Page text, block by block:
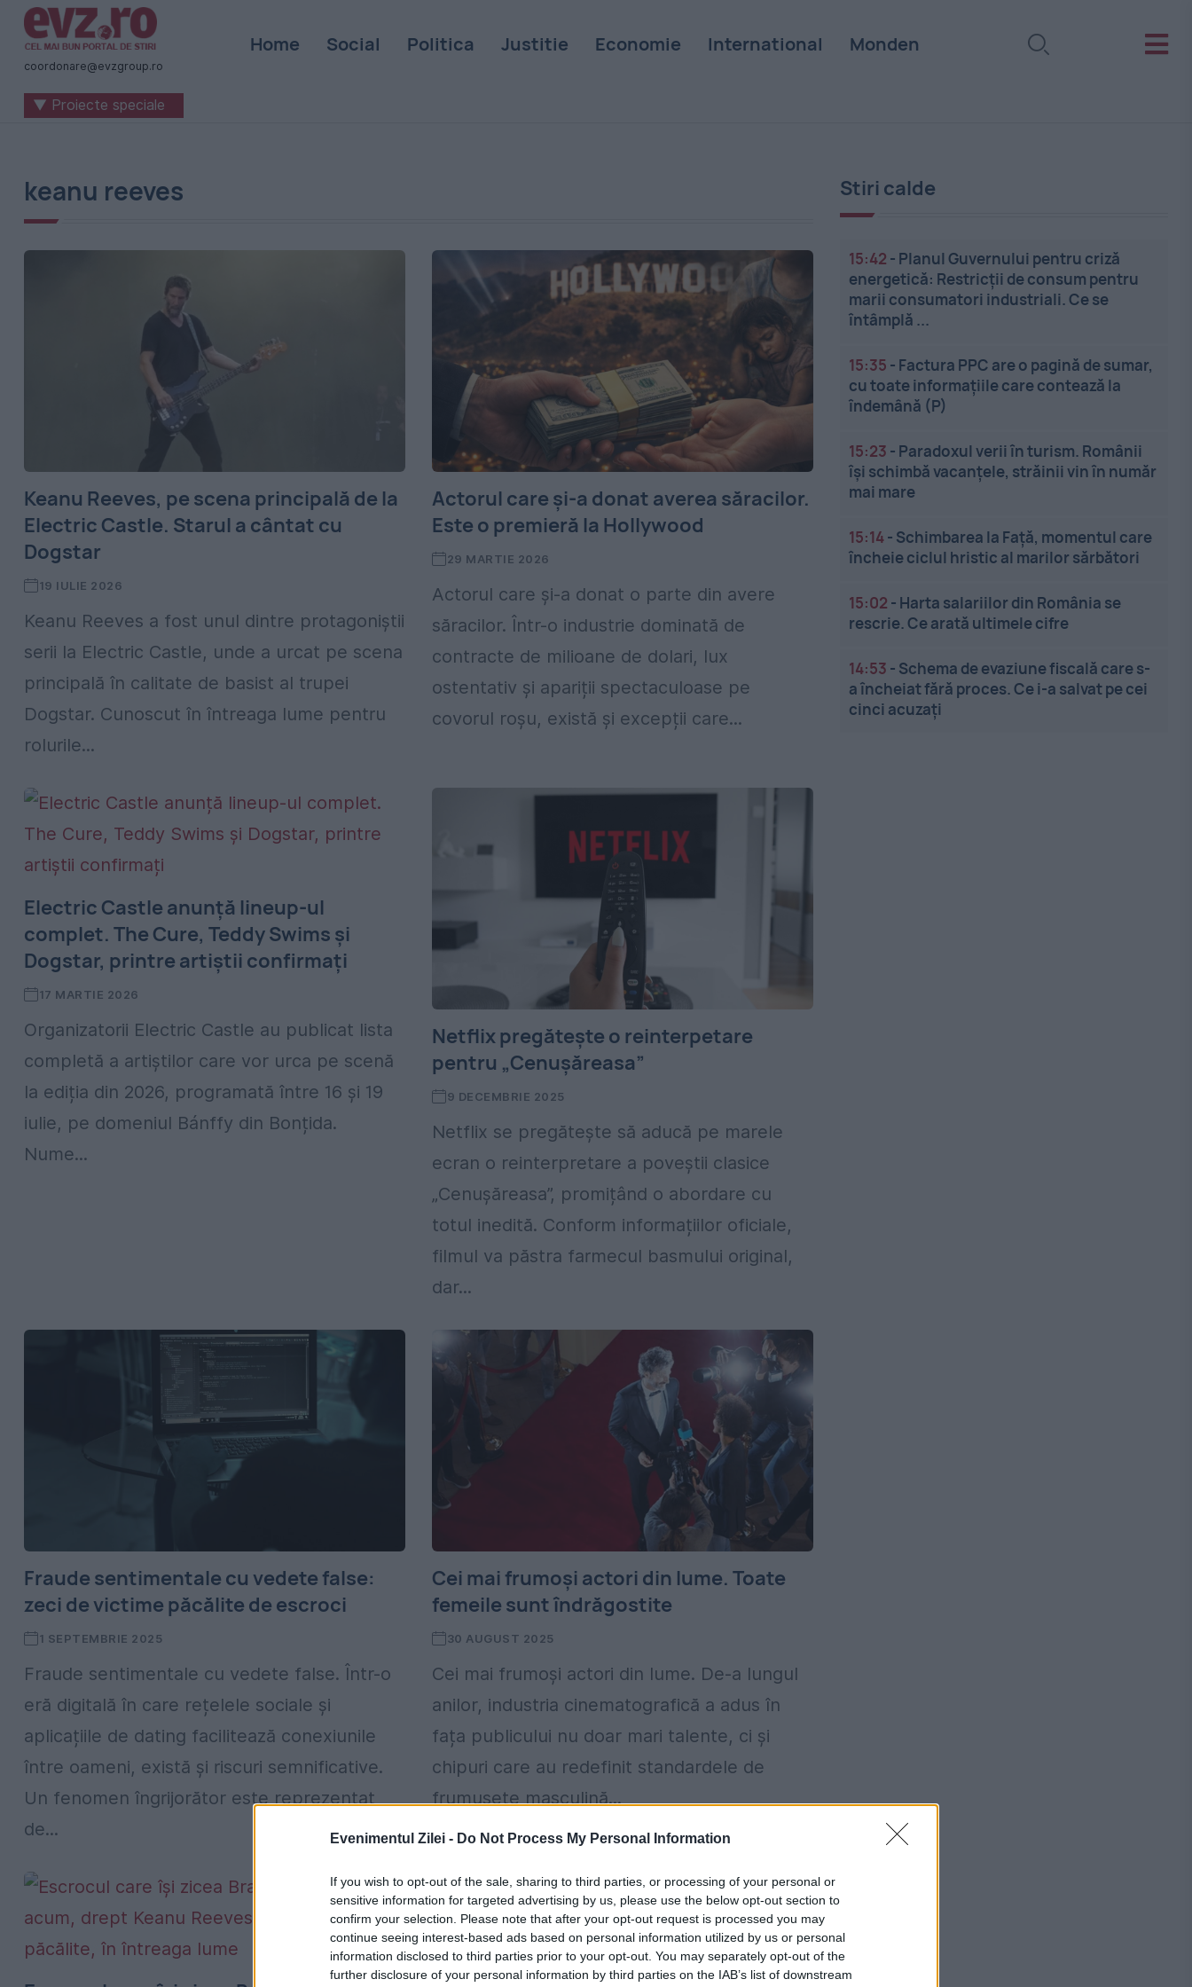
Evenimentul Zilei - Do Not Process My Personal Information
If you wish to opt-out of the sale, sharing to third parties, or processing of your personal or
sensitive information for targeted advertising by us, please use the below opt-out section to
confirm your selection. Please note that after your opt-out request is processed you may
continue seeing interest-based ads based on personal information utilized by us or personal
information disclosed to third parties prior to your opt-out. You may separately opt-out of the
further disclosure of your personal information by third parties on the IAB’s list of downstream
Știri
naționale
internaționale
România
-
coordonare@evzgroup.ro
Home Social Politica Justitie Economie International Monden
▼ Proiecte speciale
keanu reeves
Keanu Reeves, pe scena principală de la
Electric Castle. Starul a cântat cu
Dogstar
19 IULIE 2026
Keanu Reeves a fost unul dintre protagoniștii
serii la Electric Castle, unde a urcat pe scena
principală în calitate de basist al trupei
Dogstar. Cunoscut în întreaga lume pentru
rolurile...
Actorul care și-a donat averea săracilor.
Este o premieră la Hollywood
29 MARTIE 2026
Actorul care și-a donat o parte din avere
săracilor. Într-o industrie dominată de
contracte de milioane de dolari, lux
ostentativ și apariții spectaculoase pe
covorul roșu, există și excepții care...
Electric Castle anunță lineup-ul
complet. The Cure, Teddy Swims și
Dogstar, printre artiștii confirmați
17 MARTIE 2026
Organizatorii Electric Castle au publicat lista
completă a artiștilor care vor urca pe scenă
la ediția din 2026, programată între 16 și 19
iulie, pe domeniul Bánffy din Bonțida.
Nume...
Netflix pregătește o reinterpetare
pentru „Cenușăreasa”
9 DECEMBRIE 2025
Netflix se pregătește să aducă pe marele
ecran o reinterpretare a poveștii clasice
„Cenușăreasa”, promițând o abordare cu
totul inedită. Conform informațiilor oficiale,
filmul va păstra farmecul basmului original,
dar...
Fraude sentimentale cu vedete false:
zeci de victime păcălite de escroci
1 SEPTEMBRIE 2025
Fraude sentimentale cu vedete false. Într-o
eră digitală în care rețelele sociale și
aplicațiile de dating facilitează conexiunile
între oameni, există și riscuri semnificative.
Un fenomen îngrijorător este reprezentat
de...
Cei mai frumoși actori din lume. Toate
femeile sunt îndrăgostite
30 AUGUST 2025
Cei mai frumoși actori din lume. De-a lungul
anilor, industria cinematografică a adus în
fața publicului nu doar mari talente, ci și
chipuri care au redefinit standardele de
frumusețe masculină...
Stiri calde
15:42 - Planul Guvernului pentru criză
energetică: Restricții de consum pentru
marii consumatori industriali. Ce se
întâmplă ...
15:35 - Factura PPC are o pagină de sumar,
cu toate informațiile care contează la
îndemână (P)
15:23 - Paradoxul verii în turism. Românii
își schimbă vacanțele, străinii vin în număr
mai mare
15:14- Schimbarea la Față, momentul care
încheie ciclul hristic al marilor sărbători
15:02 - Harta salariilor din România se
rescrie. Ce arată ultimele cifre
14:53 - Schema de evaziune fiscală care s-
a încheiat fără proces. Ce i-a salvat pe cei
cinci acuzați